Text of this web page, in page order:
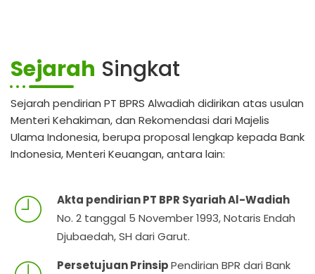
Sejarah Singkat
Sejarah pendirian PT BPRS Alwadiah didirikan atas usulan
Menteri Kehakiman, dan Rekomendasi dari Majelis
Ulama Indonesia, berupa proposal lengkap kepada Bank
Indonesia, Menteri Keuangan, antara lain:
Akta pendirian PT BPR Syariah Al-Wadiah
No. 2 tanggal 5 November 1993, Notaris Endah
Djubaedah, SH dari Garut.
Persetujuan PrinsipPendirian BPR dari Bank